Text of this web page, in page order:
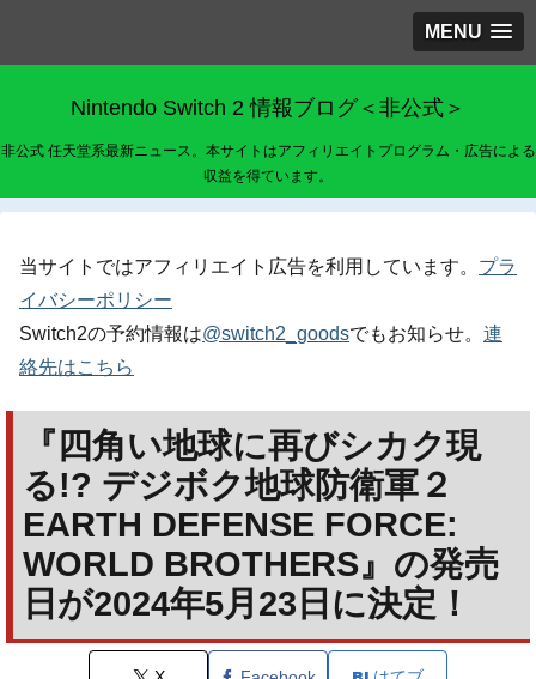
MENU
Nintendo Switch 2 情報ブログ＜非公式＞
非公式 任天堂系最新ニュース。本サイトはアフィリエイトプログラム・広告による
収益を得ています。
当サイトではアフィリエイト広告を利用しています。 プラ
イバシーポリシー
Switch2の予約情報は@switch2_goodsでもお知らせ。 連
絡先はこちら
『四角い地球に再びシカク現
る!? デジボク地球防衛軍２
EARTH DEFENSE FORCE:
WORLD BROTHERS』の発売
日が2024年5月23日に決定！